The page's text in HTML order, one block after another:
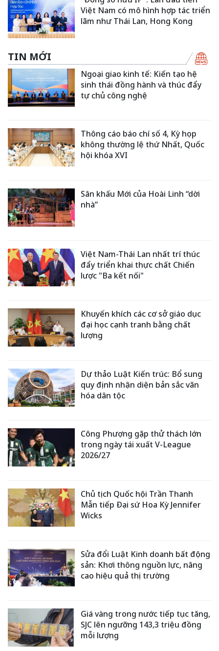
Việt Nam có mô hình hợp tác triển
lãm như Thái Lan, Hong Kong
TIN MỚI
Ngoại giao kinh tế: Kiến tạo hệ
sinh thái đồng hành và thúc đẩy
tự chủ công nghệ
Thông cáo báo chí số 4, Kỳ họp
không thường lệ thứ Nhất, Quốc
hội khóa XVI
Sân khấu Mới của Hoài Linh “dời
nhà”
Việt Nam-Thái Lan nhất trí thúc
đẩy triển khai thực chất Chiến
lược "Ba kết nối"
Khuyến khích các cơ sở giáo dục
đại học cạnh tranh bằng chất
lượng
Dự thảo Luật Kiến trúc: Bổ sung
quy định nhận diện bản sắc văn
hóa dân tộc
Công Phượng gặp thử thách lớn
trong ngày tái xuất V-League
2026/27
Chủ tịch Quốc hội Trần Thanh
Mẫn tiếp Đại sứ Hoa Kỳ Jennifer
Wicks
Sửa đổi Luật Kinh doanh bất động
sản: Khơi thông nguồn lực, nâng
cao hiệu quả thị trường
Giá vàng trong nước tiếp tục tăng,
SJC lên ngưỡng 143,3 triệu đồng
mỗi lượng